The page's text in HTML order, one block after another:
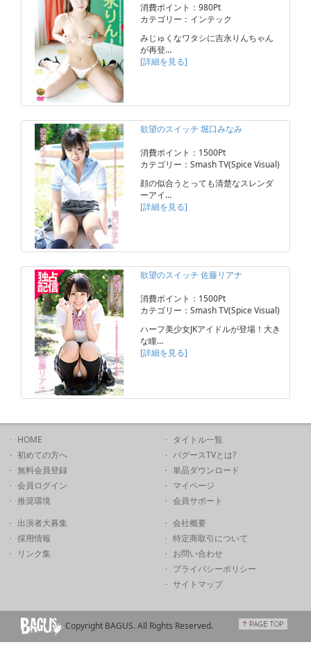
消費ポイント：980Pt
カテゴリー：インテック
みじゅくなワタシに吉永りんちゃん
が再登…
[詳細を見る]
欲望のスイッチ 堀口みなみ
消費ポイント：1500Pt
カテゴリー：Smash TV(Spice Visual)
顔の似合うとっても清楚なスレンダ
ーアイ…
[詳細を見る]
欲望のスイッチ 佐藤リアナ
消費ポイント：1500Pt
カテゴリー：Smash TV(Spice Visual)
ハーフ美少女JKアイドルが登場！大き
な瞳…
[詳細を見る]
HOME
初めての方へ
無料会員登録
会員ログイン
推奨環境
タイトル一覧
バグースTVとは?
単品ダウンロード
マイページ
会員サポート
出演者大募集
採用情報
リンク集
会社概要
特定商取引について
お問い合わせ
プライバシーポリシー
サイトマップ
Copyright BAGUS. All Rights Reserved.